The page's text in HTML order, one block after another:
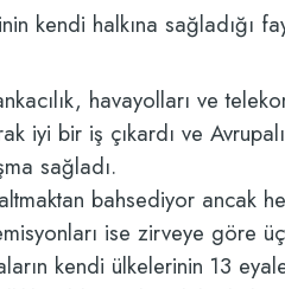
kendi halkına sağladığı
havayolları ve
iyi bir iş çıkardı ve
sağladı.
bahsediyor ancak
ise zirveye göre
kendi ülkelerinin 13